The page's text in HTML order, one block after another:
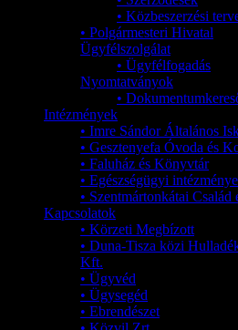
• Közbeszerzési
• Polgármesteri Hivatal
Ügyfélszolgálat
• Ügyfélfogadás
Nyomtatványok
•
Intézmények
• Imre Sándor Általános
• Gesztenyefa Óvoda és
• Faluház és Könyvtár
• Egészségügyi
• Szentmártonkátai
Kapcsolatok
• Körzeti Megbízott
• Duna-Tisza közi
Kft.
• Ügyvéd
• Ügysegéd
• Ebrendészet